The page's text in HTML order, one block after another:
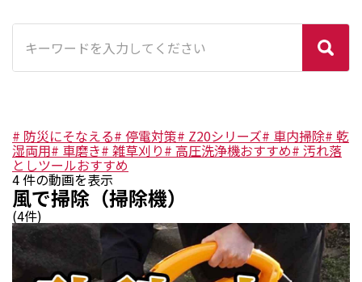
# 防災にそなえる# 停電対策# Z20シリーズ# 車内掃除# 乾
湿両用# 車磨き# 雑草刈り# 高圧洗浄機おすすめ# 汚れ落
としツールおすすめ
4件の動画を表示
風で掃除（掃除機）
(4件)